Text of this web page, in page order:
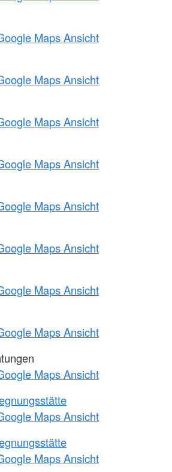
Maps Ansicht
Maps Ansicht
Maps Ansicht
Maps Ansicht
Maps Ansicht
Maps Ansicht
Maps Ansicht
Maps Ansicht
Maps Ansicht
Maps Ansicht
Maps Ansicht